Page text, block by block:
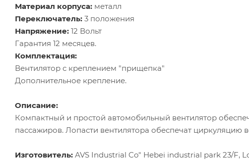
Материал корпуса: металл
Переключатель: 3 положения
Напряжение: 12 Вольт
Гарантия 12 месяцев.
Комплектация:
Вентилятор с креплением "прищепка"
Дополнительное крепление.
Описание:
Компактный и простой автомобильный вентилятор
пассажиров. Лопасти вентилятора обеспечат циркуляцию
Изготовитель: AVS Industrial Co" Hebei industrial park 23/F,